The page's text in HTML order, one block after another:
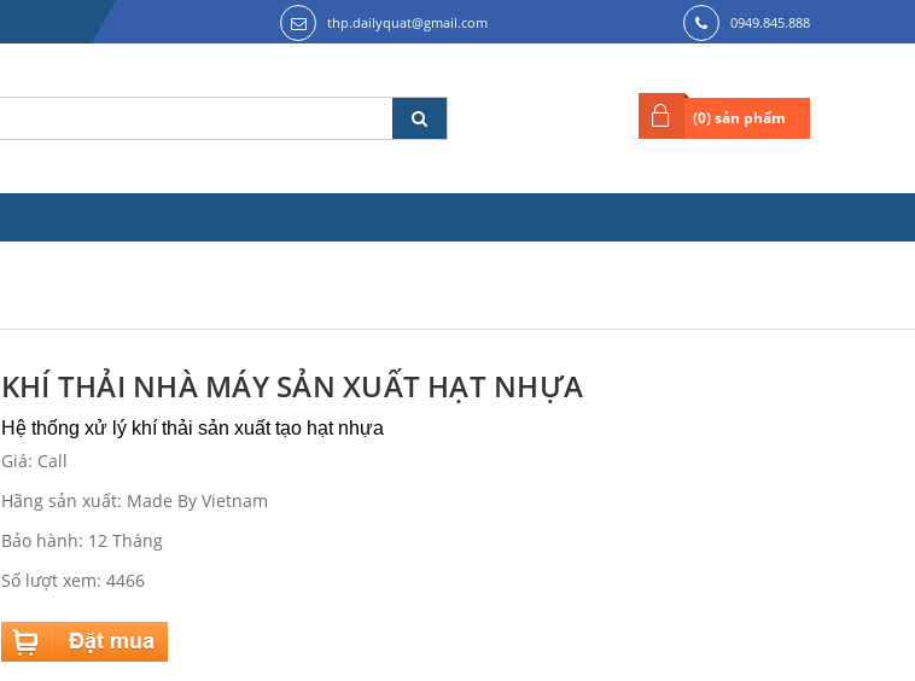
thp.dailyquat@gmail.com 0949.845.888
(0) sản phẩm
KHÍ THẢI NHÀ MÁY SẢN XUẤT HẠT NHỰA
Hệ thống xử lý khí thải sản xuất tạo hạt nhựa
Giá: Call
Hãng sản xuất: Made By Vietnam
Bảo hành: 12 Tháng
Số lượt xem: 4466